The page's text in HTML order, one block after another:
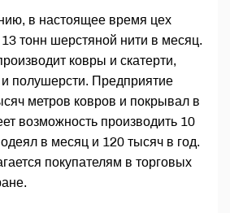
в настоящее время цех
тонн шерстяной нити в месяц.
ковры и скатерти,
полушерсти. Предприятие
метров ковров и покрывал в
возможность производить 10
в месяц и 120 тысяч в год.
покупателям в торговых